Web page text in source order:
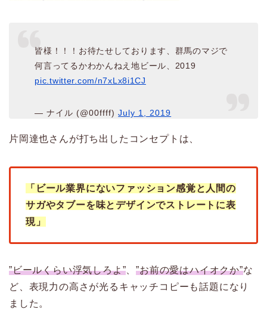
皆様！！！お待たせしております、群馬のマジで
何言ってるかわかんねえ地ビール、2019
pic.twitter.com/n7xLx8i1CJ
— ナイル (@00ffff)July 1, 2019
片岡達也さんが打ち出したコンセプトは、
「ビール業界にないファッション感覚と人間の
サガやタブーを味とデザインでストレートに表
現」
”ビールくらい浮気しろよ” 、”お前の愛はハイオクか”な
ど、表現力の高さが光るキャッチコピーも話題になり
ました。